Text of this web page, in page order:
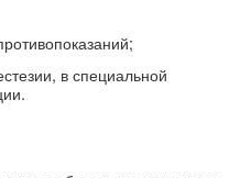
в специальной